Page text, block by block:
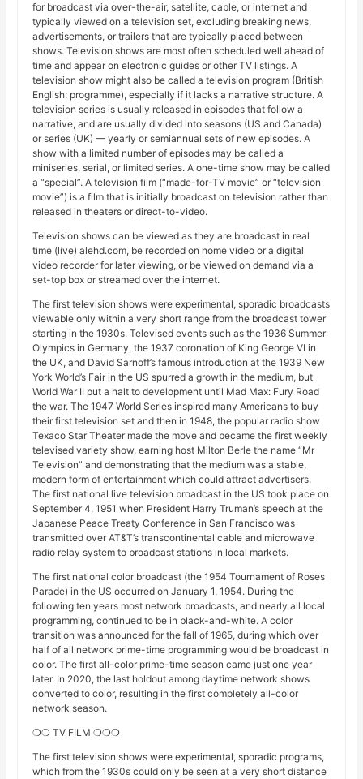
for broadcast via over-the-air, satellite, cable, or internet and
typically viewed on a television set, excluding breaking news,
advertisements, or trailers that are typically placed between
shows. Television shows are most often scheduled well ahead of
time and appear on electronic guides or other TV listings. A
television show might also be called a television program (British
English: programme), especially if it lacks a narrative structure. A
television series is usually released in episodes that follow a
narrative, and are usually divided into seasons (US and Canada)
or series (UK) — yearly or semiannual sets of new episodes. A
show with a limited number of episodes may be called a
miniseries, serial, or limited series. A one-time show may be called
a “special”. A television film (“made-for-TV movie” or “television
movie”) is a film that is initially broadcast on television rather than
released in theaters or direct-to-video.
Television shows can be viewed as they are broadcast in real
time (live) alehd.com, be recorded on home video or a digital
video recorder for later viewing, or be viewed on demand via a
set-top box or streamed over the internet.
The first television shows were experimental, sporadic broadcasts
viewable only within a very short range from the broadcast tower
starting in the 1930s. Televised events such as the 1936 Summer
Olympics in Germany, the 1937 coronation of King George VI in
the UK, and David Sarnoff’s famous introduction at the 1939 New
York World’s Fair in the US spurred a growth in the medium, but
World War II put a halt to development until Mad Max: Fury Road
the war. The 1947 World Series inspired many Americans to buy
their first television set and then in 1948, the popular radio show
Texaco Star Theater made the move and became the first weekly
televised variety show, earning host Milton Berle the name “Mr
Television” and demonstrating that the medium was a stable,
modern form of entertainment which could attract advertisers.
The first national live television broadcast in the US took place on
September 4, 1951 when President Harry Truman’s speech at the
Japanese Peace Treaty Conference in San Francisco was
transmitted over AT&T’s transcontinental cable and microwave
radio relay system to broadcast stations in local markets.
The first national color broadcast (the 1954 Tournament of Roses
Parade) in the US occurred on January 1, 1954. During the
following ten years most network broadcasts, and nearly all local
programming, continued to be in black-and-white. A color
transition was announced for the fall of 1965, during which over
half of all network prime-time programming would be broadcast in
color. The first all-color prime-time season came just one year
later. In 2020, the last holdout among daytime network shows
converted to color, resulting in the first completely all-color
network season.
❍❍ TV FILM ❍❍❍
The first television shows were experimental, sporadic programs,
which from the 1930s could only be seen at a very short distance